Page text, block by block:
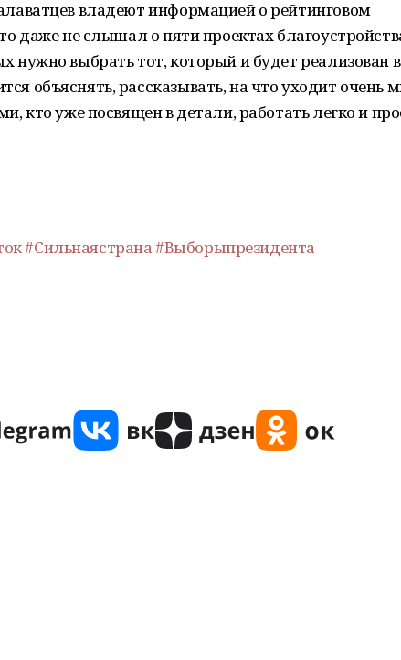
владеют информацией о рейтинговом
даже не слышал о пяти проектах
нужно выбрать тот, который и будет реализован
объяснять, рассказывать, на что уходит очень
кто уже посвящен в детали, работать легко и
#Сильнаястрана#Выборыпрезидента